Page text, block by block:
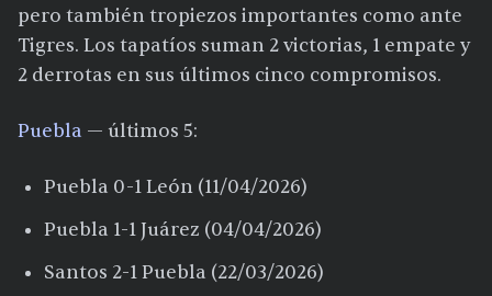
pero también tropiezos importantes como ante
Tigres. Los tapatíos suman 2 victorias, 1 empate y
2 derrotas en sus últimos cinco compromisos.
Puebla — últimos 5:
Puebla 0-1 León (11/04/2026)
Puebla 1-1 Juárez (04/04/2026)
Santos 2-1 Puebla (22/03/2026)